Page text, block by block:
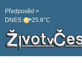
DNES: 25.8°C
Předpověd >